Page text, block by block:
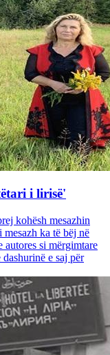
i lirisë'
kohësh mesazhin
mesazh ka të bëj në
autores si mërgimtare
e saj për